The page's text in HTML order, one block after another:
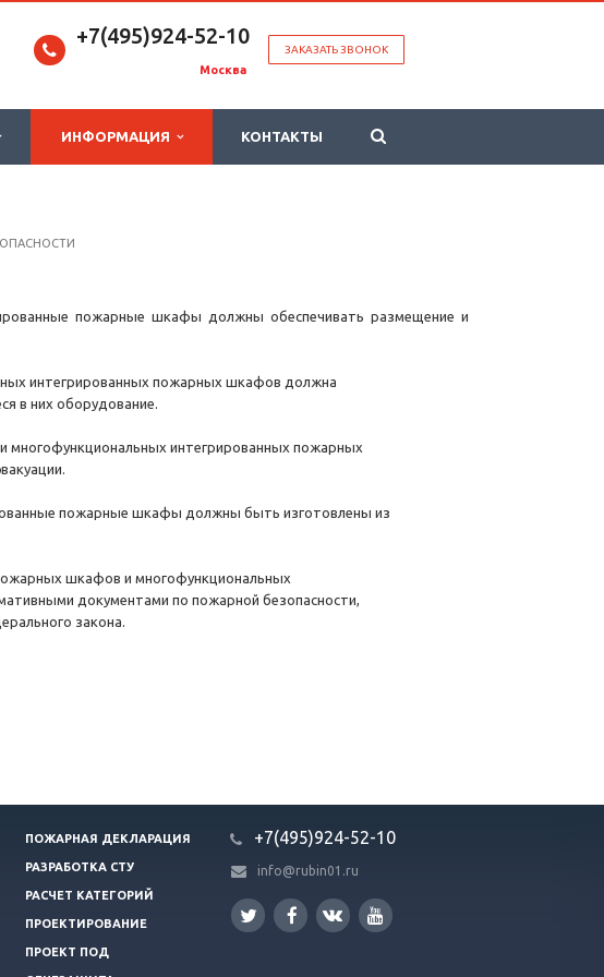
ЗАКАЗАТЬ ЗВОНОК
+7(495)924-52-10
Москва
ИНФОРМАЦИЯ КОНТАКТЫ
пожарные шкафы должны обеспечивать размещение и
интегрированных пожарных шкафов должна
в них оборудование.
интегрированных пожарных
пожарные шкафы должны быть изготовлены из
шкафов и многофункциональных
документами по пожарной безопасности,
закона.
ПОЖАРНАЯ ДЕКЛАРАЦИЯ
РАЗРАБОТКА СТУ
РАСЧЕТ КАТЕГОРИЙ
ПРОЕКТИРОВАНИЕ
ПРОЕКТ ПОД
+7(495)924-52-10
info@rubin01.ru